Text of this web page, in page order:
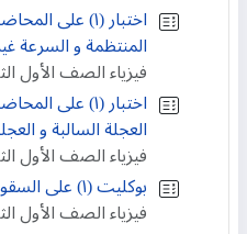
المنتظمة و السرعة
فيزياء الصف الأول
العجلة السالبة و
فيزياء الصف الأول
بوكليت (١) على السقوط الحر و المقذوفات الرأسية
فيزياء الصف الأول